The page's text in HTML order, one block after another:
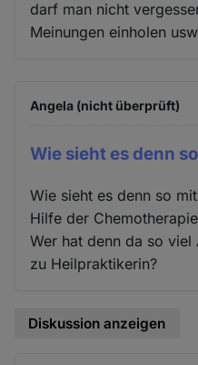
darf man nicht
Meinungen einholen
Angela (nicht überprüft)
Wie sieht es denn
Wie sieht es denn so
Hilfe der
Wer hat denn da so
zu Heilpraktikerin?
Diskussion anzeigen